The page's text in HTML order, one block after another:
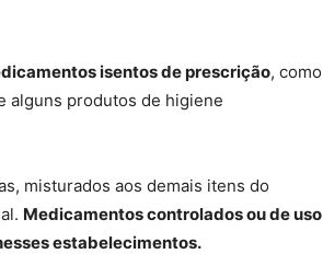
isentos de prescrição, como
alguns produtos de higiene
misturados aos demais itens do
Medicamentos controlados ou de uso
estabelecimentos.